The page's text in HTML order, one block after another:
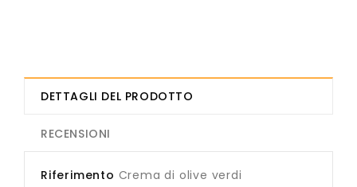
DETTAGLI DEL PRODOTTO
RECENSIONI
Riferimento Crema di olive verdi